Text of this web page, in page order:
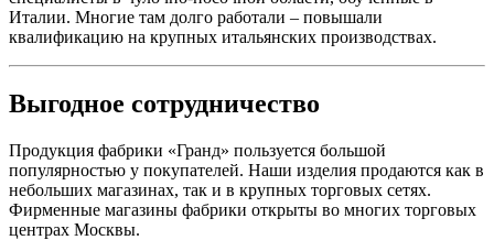
Италии. Многие там долго работали – повышали
квалификацию на крупных итальянских производствах.
Выгодное сотрудничество
Продукция фабрики «Гранд» пользуется большой
популярностью у покупателей. Наши изделия продаются как в
небольших магазинах, так и в крупных торговых сетях.
Фирменные магазины фабрики открыты во многих торговых
центрах Москвы.